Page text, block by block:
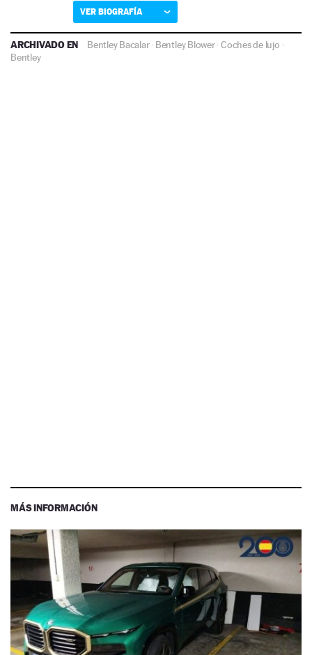
VER BIOGRAFÍA
ARCHIVADO EN Bentley Bacalar· Bentley Blower·Coches de lujo ·
Bentley
MÁS INFORMACIÓN